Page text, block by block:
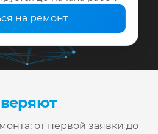
на ремонт
от первой заявки до